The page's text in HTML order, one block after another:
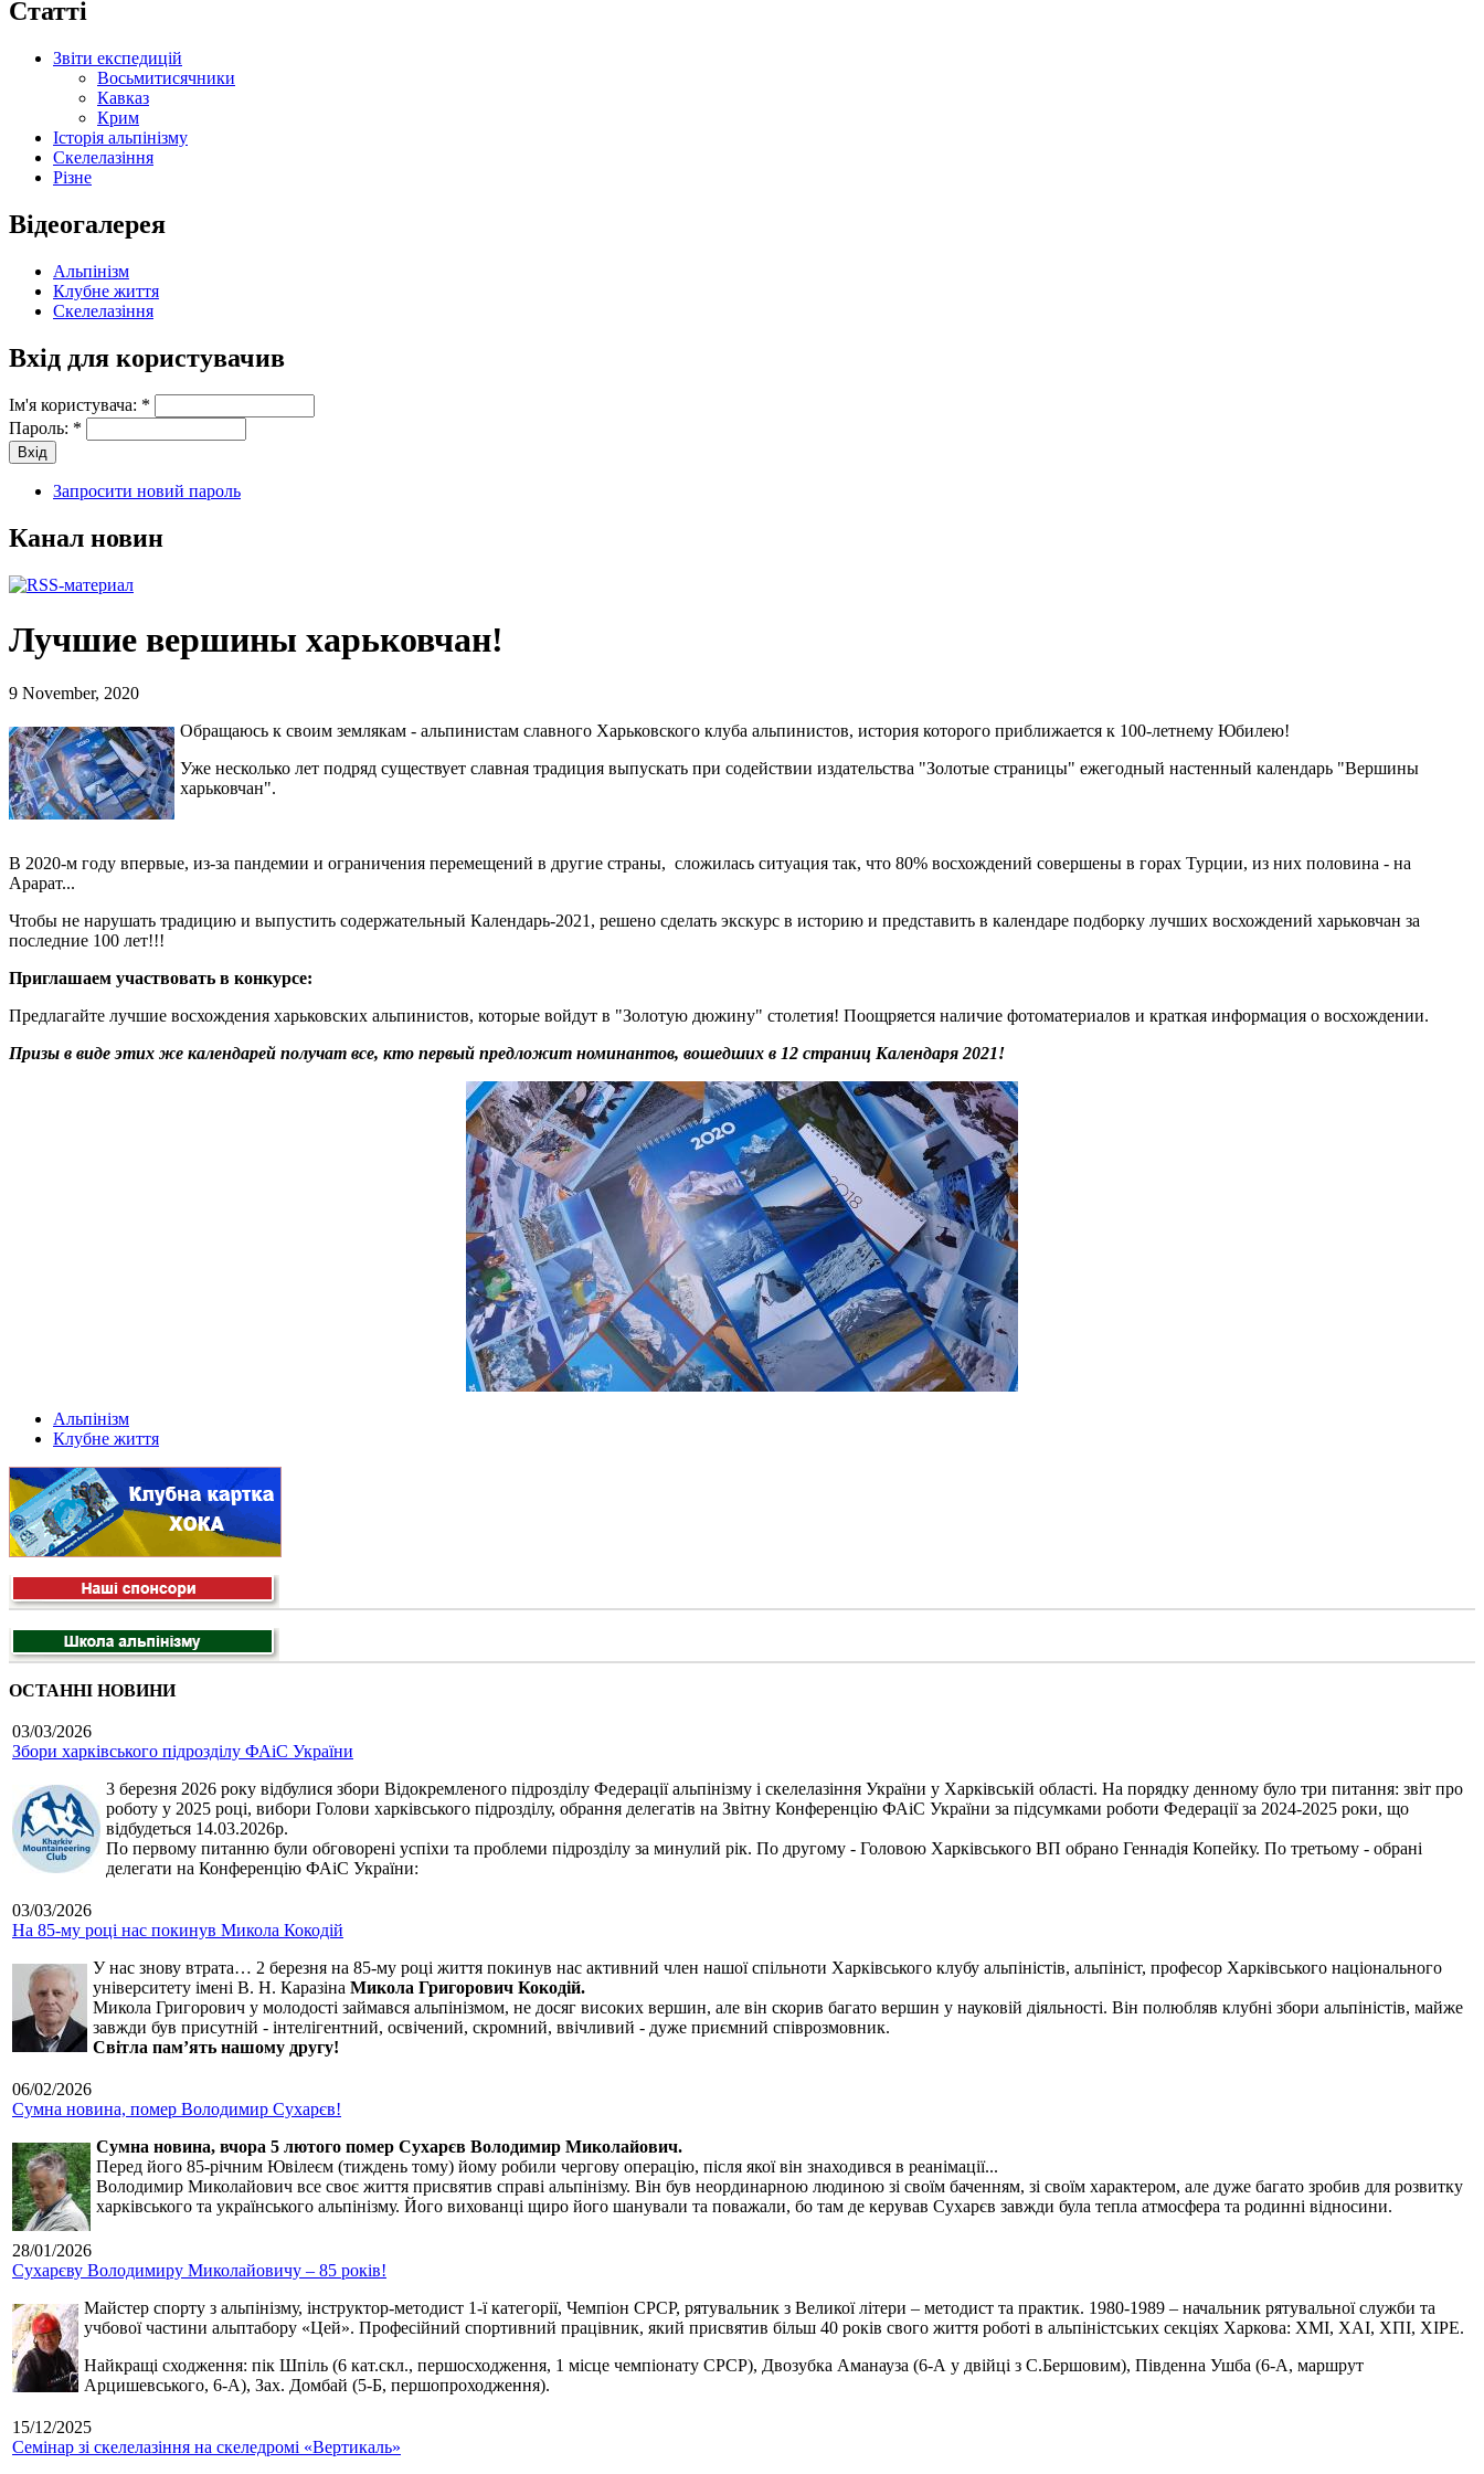
Статті
Звіти експедицій
Восьмитисячники
Кавказ
Крим
Історія альпінізму
Скелелазіння
Різне
Відеогалерея
Альпінізм
Клубне життя
Скелелазіння
Вхід для користувачив
Ім'я користувача: *
Пароль: *
Запросити новий пароль
Канал новин
Лучшие вершины харьковчан!
9 November, 2020
Обращаюсь к своим землякам - альпинистам славного Харьковского клуба альпинистов, история которого приближается к 100-летнему Юбилею!
Уже несколько лет подряд существует славная традиция выпускать при содействии издательства "Золотые страницы" ежегодный настенный календарь "Вершины
харьковчан".
В 2020-м году впервые, из-за пандемии и ограничения перемещений в другие страны, сложилась ситуация так, что 80% восхождений совершены в горах Турции, из них половина - на
Арарат...
Чтобы не нарушать традицию и выпустить содержательный Календарь-2021, решено сделать экскурс в историю и представить в календаре подборку лучших восхождений харьковчан за
последние 100 лет!!!
Приглашаем участвовать в конкурсе:
Предлагайте лучшие восхождения харьковских альпинистов, которые войдут в "Золотую дюжину" столетия! Поощряется наличие фотоматериалов и краткая информация о восхождении.
Призы в виде этих же календарей получат все, кто первый предложит номинантов, вошедших в 12 страниц Календаря 2021!
Альпінізм
Клубне життя
ОСТАННІ НОВИНИ
03/03/2026
Збори харківського підрозділу ФАіС України
3 березня 2026 року відбулися збори Відокремленого підрозділу Федерації альпінізму і скелелазіння України у Харківській області. На порядку денному було три питання: звіт про
роботу у 2025 році, вибори Голови харківського підрозділу, обрання делегатів на Звітну Конференцію ФАіС України за підсумками роботи Федерації за 2024-2025 роки, що
відбудеться 14.03.2026р.
По первому питанню були обговорені успіхи та проблеми підрозділу за минулий рік. По другому - Головою Харківського ВП обрано Геннадія Копейку. По третьому - обрані
делегати на Конференцію ФАіС України:
03/03/2026
На 85-му році нас покинув Микола Кокодій
У нас знову втрата… 2 березня на 85-му році життя покинув нас активний член нашої спільноти Харківського клубу альпіністів, альпініст, професор Харківського національного
університету імені В. Н. Каразіна Микола Григорович Кокодій.
Микола Григорович у молодості займався альпінізмом, не досяг високих вершин, але він скорив багато вершин у науковій діяльності. Він полюбляв клубні збори альпіністів, майже
завжди був присутній - інтелігентний, освічений, скромний, ввічливий - дуже приємний співрозмовник.
Світла пам’ять нашому другу!
06/02/2026
Сумна новина, помер Володимир Сухарєв!
Сумна новина, вчора 5 лютого помер Сухарєв Володимир Миколайович.
Перед його 85-річним Ювілеєм (тиждень тому) йому робили чергову операцію, після якої він знаходився в реанімації...
Володимир Миколайович все своє життя присвятив справі альпінізму. Він був неординарною людиною зі своїм баченням, зі своїм характером, але дуже багато зробив для розвитку
харківського та українського альпінізму. Його вихованці щиро його шанували та поважали, бо там де керував Сухарєв завжди була тепла атмосфера та родинні відносини.
28/01/2026
Сухарєву Володимиру Миколайовичу – 85 років!
Майстер спорту з альпінізму, інструктор-методист 1-ї категорії, Чемпіон СРСР, рятувальник з Великої літери – методист та практик. 1980-1989 – начальник рятувальної служби та
учбової частини альптабору «Цей». Професійний спортивний працівник, який присвятив більш 40 років свого життя роботі в альпіністських секціях Харкова: ХМІ, ХАІ, ХПІ, ХІРЕ.
Найкращі сходження: пік Шпіль (6 кат.скл., першосходження, 1 місце чемпіонату СРСР), Двозубка Аманауза (6-А у двійці з С.Бершовим), Південна Ушба (6-А, маршрут
Арцишевського, 6-А), Зах. Домбай (5-Б, першопроходження).
15/12/2025
Семінар зі скелелазіння на скеледромі «Вертикаль»